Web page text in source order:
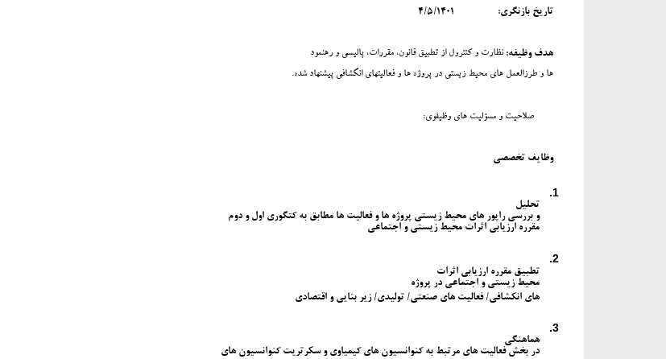
تاریخ بازنگری: 4/5/1401
هدف وظیفه: نظارت و کنترول از تطبیق قانون، مقررات، پالیسی و رهنمود
ها و طرزالعمل های محیط زیستی در پروژه ها و فعالیتهای انکشافی پیشنهاد شده.
صلاحیت و مسؤلیت های وظیفوی:
وظایف تخصصی
1.
تحلیل
و بررسی راپور های محیط زیستی پروژه ها و فعالیت ها مطابق به کتگوری اول و دوم
مقرره ارزیابی اثرات محیط زیستی و اجتماعی
2.
تطبیق مقرره ارزیابی اثرات
محیط زیستی و اجتماعی در پروژه
های انکشافی/ فعالیت های صنعتی/ تولیدی/ زیر بنایی و اقتصادی
3.
هماهنگی
در بخش فعالیت های مرتبط به کنوانسیون های کیمیاوی و سکرتریت کنوانسیون های